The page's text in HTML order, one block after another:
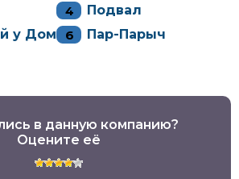
Подвал
у Дома
Пар-Парыч
в данную компанию?
Оцените её